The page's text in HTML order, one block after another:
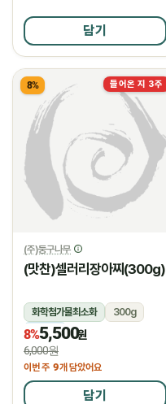
담기
들어온 지 3주
8%
(주)둥구나무
(맛찬)셀러리장아찌(300g)
화학첨가물최소화
300g
냉장
8%5,500원
6,000원
이번 주 9개 담았어요
담기